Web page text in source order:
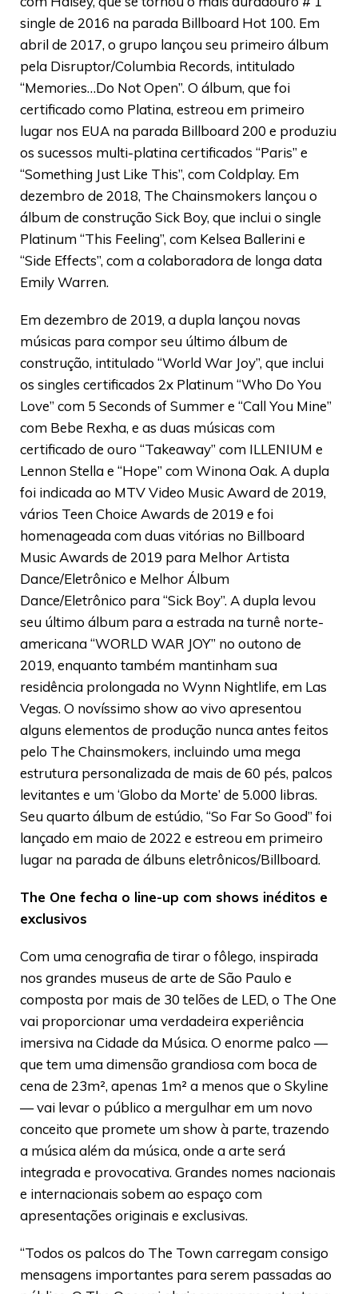
single de 2016 na parada Billboard Hot 100. Em
abril de 2017, o grupo lançou seu primeiro álbum
pela Disruptor/Columbia Records, intitulado
“Memories…Do Not Open”. O álbum, que foi
certificado como Platina, estreou em primeiro
lugar nos EUA na parada Billboard 200 e produziu
os sucessos multi-platina certificados “Paris” e
“Something Just Like This”, com Coldplay. Em
dezembro de 2018, The Chainsmokers lançou o
álbum de construção Sick Boy, que inclui o single
Platinum “This Feeling”, com Kelsea Ballerini e
“Side Effects”, com a colaboradora de longa data
Emily Warren.
Em dezembro de 2019, a dupla lançou novas
músicas para compor seu último álbum de
construção, intitulado “World War Joy”, que inclui
os singles certificados 2x Platinum “Who Do You
Love” com 5 Seconds of Summer e “Call You Mine”
com Bebe Rexha, e as duas músicas com
certificado de ouro “Takeaway” com ILLENIUM e
Lennon Stella e “Hope” com Winona Oak. A dupla
foi indicada ao MTV Video Music Award de 2019,
vários Teen Choice Awards de 2019 e foi
homenageada com duas vitórias no Billboard
Music Awards de 2019 para Melhor Artista
Dance/Eletrônico e Melhor Álbum
Dance/Eletrônico para “Sick Boy”. A dupla levou
seu último álbum para a estrada na turnê norte-
americana “WORLD WAR JOY” no outono de
2019, enquanto também mantinham sua
residência prolongada no Wynn Nightlife, em Las
Vegas. O novíssimo show ao vivo apresentou
alguns elementos de produção nunca antes feitos
pelo The Chainsmokers, incluindo uma mega
estrutura personalizada de mais de 60 pés, palcos
levitantes e um ‘Globo da Morte’ de 5.000 libras.
Seu quarto álbum de estúdio, “So Far So Good” foi
lançado em maio de 2022 e estreou em primeiro
lugar na parada de álbuns eletrônicos/Billboard.
The One fecha o line-up com shows inéditos e
exclusivos
Com uma cenografia de tirar o fôlego, inspirada
nos grandes museus de arte de São Paulo e
composta por mais de 30 telões de LED, o The One
vai proporcionar uma verdadeira experiência
imersiva na Cidade da Música. O enorme palco —
que tem uma dimensão grandiosa com boca de
cena de 23m², apenas 1m² a menos que o Skyline
— vai levar o público a mergulhar em um novo
conceito que promete um show à parte, trazendo
a música além da música, onde a arte será
integrada e provocativa. Grandes nomes nacionais
e internacionais sobem ao espaço com
apresentações originais e exclusivas.
“Todos os palcos do The Town carregam consigo
mensagens importantes para serem passadas ao